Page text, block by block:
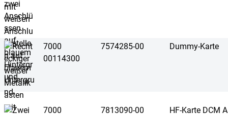
7000
00114300
7574285-00 Dummy-Karte
7000
7813090-00 HF-Karte DCM